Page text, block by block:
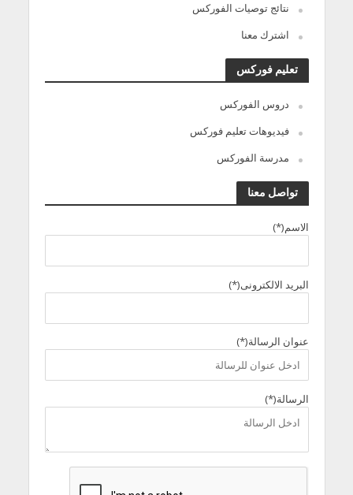
نتائج توصيات الفوركس
اشترك معنا
تعليم فوركس
دروس الفوركس
فيديوهات تعليم فوركس
مدرسة الفوركس
تواصل معنا
الاسم(*)
البريد الالكترونى(*)
عنوان الرسالة(*)
الرسالة(*)